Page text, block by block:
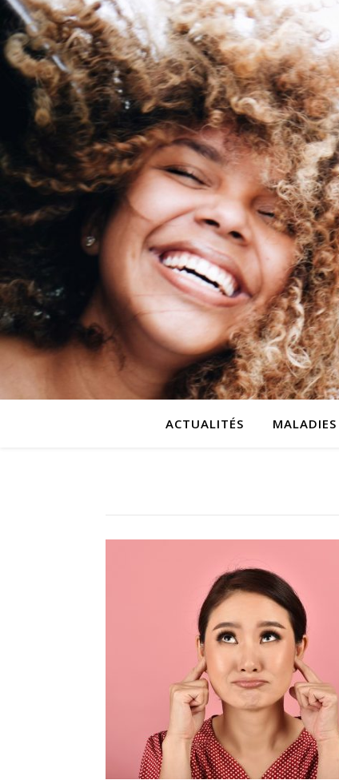
ACTUALITÉS MALADIES